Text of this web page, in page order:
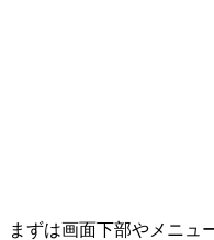
まずは画面下部やメニュ